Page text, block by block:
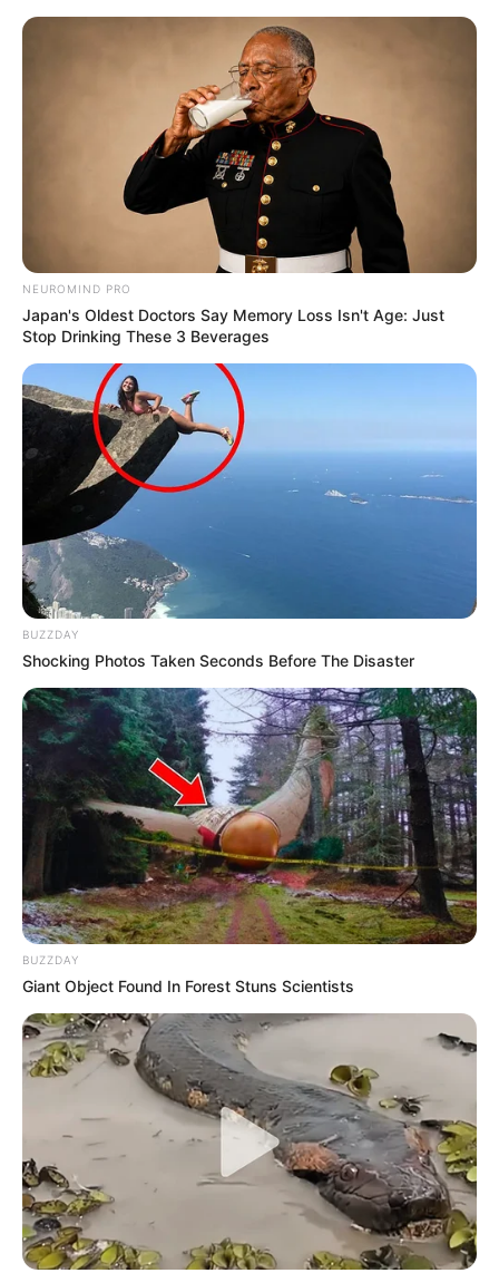
-ad5
O que é que faz a PEC 14 causar inquietação no sistema
Exige concurso público para
🛡️Determina a efetivação de agentes contratados de forma
precária, desde que tenham passado em seleção pública após
2006.
🛡️Cria oSistema de Proteção Social e Valorização dos ACS e
ACE, com participação da União, estados e municípios.
🛡️Prevê apoio financeiro da Uniãopara pagamento do piso
salarial e programas de qualificação profissional.
Impede gestoresque não regularizarem a situação dos agentes
receber recursos federais destinados ao SUS.
NEUROMIND PRO
Japan's Oldest Doctors Say Memory Loss Isn't Age: Just
Stop Drinking These 3 Beverages
BUZZDAY
Shocking Photos Taken Seconds Before The Disaster
BUZZDAY
Giant Object Found In Forest Stuns Scientists